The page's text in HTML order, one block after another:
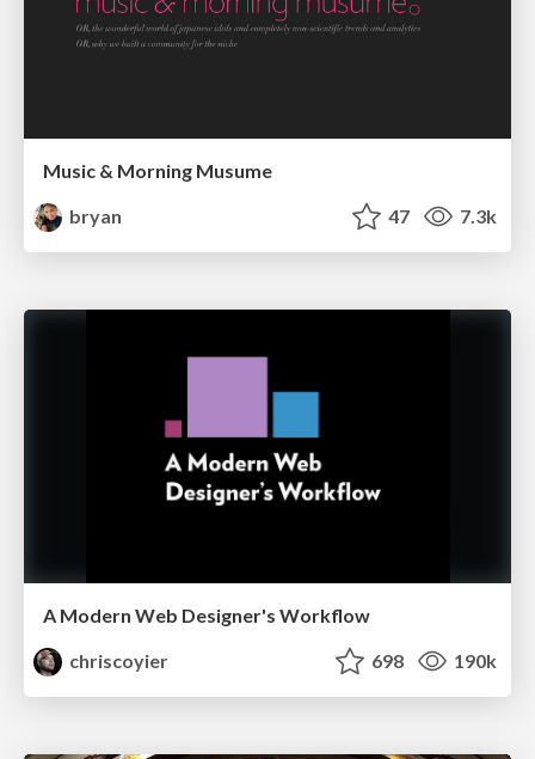
Music & Morning Musume
bryan
47 7.3k
A Modern Web Designer's Workflow
chriscoyier
698 190k